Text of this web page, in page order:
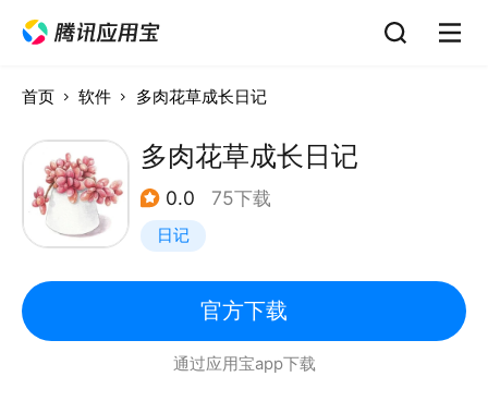
首页 软件 多肉花草成长日记
多肉花草成长日记
0.0 75下载
日记
官方下载
通过应用宝app下载